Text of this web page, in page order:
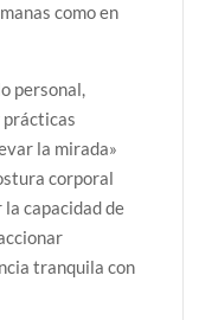
como en
personal,
la mirada»
corporal
capacidad de
tranquila con